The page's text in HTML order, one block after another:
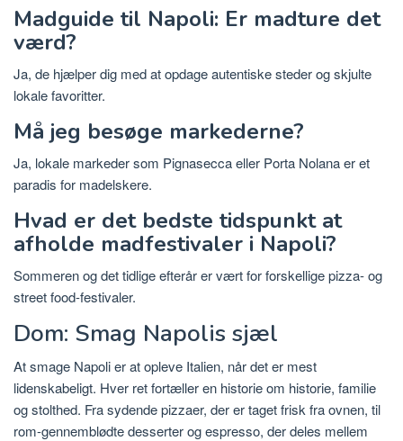
Madguide til Napoli: Er madture det
værd?
Ja, de hjælper dig med at opdage autentiske steder og skjulte
lokale favoritter.
Må jeg besøge markederne?
Ja, lokale markeder som Pignasecca eller Porta Nolana er et
paradis for madelskere.
Hvad er det bedste tidspunkt at
afholde madfestivaler i Napoli?
Sommeren og det tidlige efterår er vært for forskellige pizza- og
street food-festivaler.
Dom: Smag Napolis sjæl
At smage Napoli er at opleve Italien, når det er mest
lidenskabeligt. Hver ret fortæller en historie om historie, familie
og stolthed. Fra sydende pizzaer, der er taget frisk fra ovnen, til
rom-gennemblødte desserter og espresso, der deles mellem